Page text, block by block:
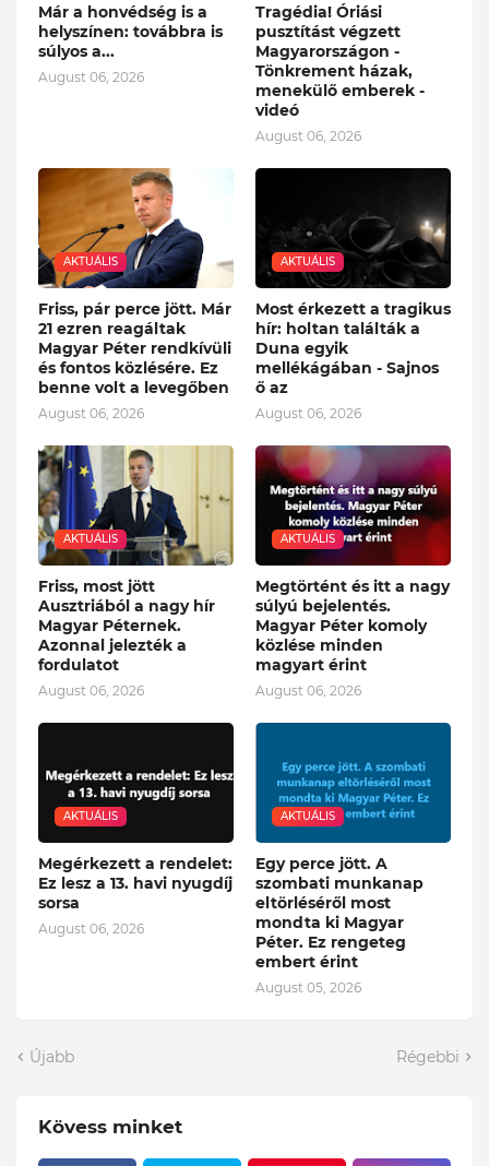
Már a honvédség is a
helyszínen: továbbra is
súlyos a...
August 06, 2026
Tragédia! Óriási
pusztítást végzett
Magyarországon -
Tönkrement házak,
menekülő emberek -
videó
August 06, 2026
AKTUÁLIS
Friss, pár perce jött. Már
21 ezren reagáltak
Magyar Péter rendkívüli
és fontos közlésére. Ez
benne volt a levegőben
August 06, 2026
AKTUÁLIS
Most érkezett a tragikus
hír: holtan találták a
Duna egyik
mellékágában - Sajnos
ő az
August 06, 2026
AKTUÁLIS
Friss, most jött
Ausztriából a nagy hír
Magyar Péternek.
Azonnal jelezték a
fordulatot
August 06, 2026
AKTUÁLIS
Megtörtént és itt a nagy
súlyú bejelentés.
Magyar Péter komoly
közlése minden
magyart érint
August 06, 2026
AKTUÁLIS
Megérkezett a rendelet:
Ez lesz a 13. havi nyugdíj
sorsa
August 06, 2026
AKTUÁLIS
Egy perce jött. A
szombati munkanap
eltörléséről most
mondta ki Magyar
Péter. Ez rengeteg
embert érint
August 05, 2026
Újabb Régebbi
Kövess minket